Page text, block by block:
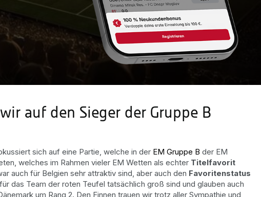
auf den Sieger der Gruppe B
sich auf eine Partie, welche in der EM Gruppe B der EM
welches im Rahmen vieler EM Wetten als echter Titelfavorit
auch für Belgien sehr attraktiv sind, aber auch den Favoritenstatus
das Team der roten Teufel tatsächlich groß sind und glauben auch
um Rang 2. Den Finnen trauen wir trotz aller Sympathie und